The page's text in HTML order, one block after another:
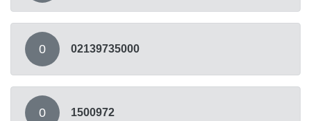
0 02139735000
0 1500972